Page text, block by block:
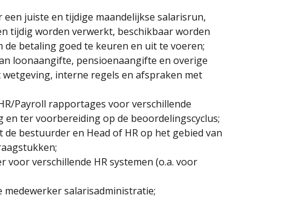
juiste en tijdige maandelijkse salarisrun,
tijdig worden verwerkt, beschikbaar worden
de betaling goed te keuren en uit te voeren;
loonaangifte, pensioenaangifte en overige
interne regels en afspraken met
Payroll rapportages voor verschillende
ter voorbereiding op de beoordelingscyclus;
bestuurder en Head of HR op het gebied van
verschillende HR systemen (o.a. voor
salarisadministratie;